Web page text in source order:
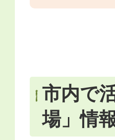
市内で
場」情